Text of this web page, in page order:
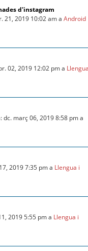
d'instagram
21, 2019 10:02 am aAndroid
02, 2019 12:02 pm a
dc. març 06, 2019 8:58 pm a
2019 7:35 pm a Llengua i
2019 5:55 pm a Llengua i